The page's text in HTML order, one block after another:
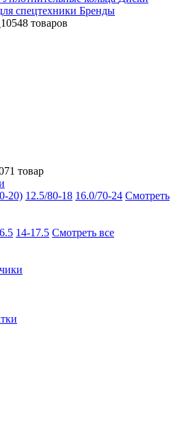
спецтехники Бренды
10548 товаров
товар
20) 12.5/80-18 16.0/70-24 Смотреть
14-17.5 Смотреть все